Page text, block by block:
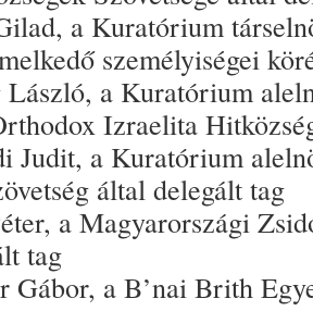
a Kuratórium
személyiségei
a Kuratórium
Izraelita
Judit, a Kuratórium
által delegált tag
a Magyarországi
tag
Gábor, a B’nai Brith